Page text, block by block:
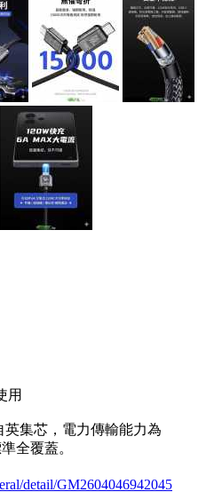
用
英集芯，電力傳輸能力為
全覆蓋。
detail/GM2604046942045